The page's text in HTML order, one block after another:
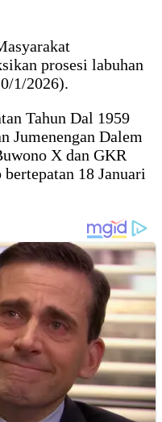
prosesi labuhan
1/2026).
Tahun Dal 1959
Jumenengan Dalem
X dan GKR
18 Januari